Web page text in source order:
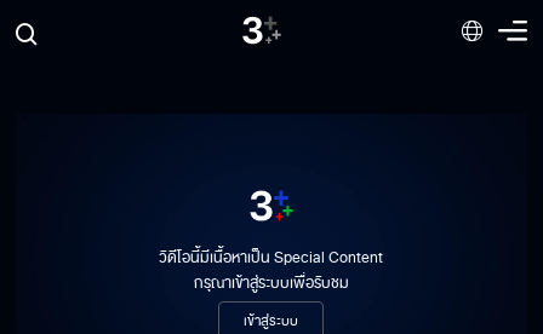
วิดีโอนี้มีเนื้อหาเป็น Special Content
กรุณาเข้าสู่ระบบเพื่อรับชม
เข้าสู่ระบบ